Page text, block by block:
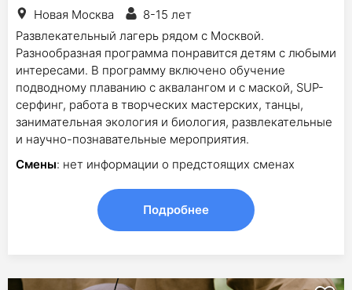
Новая Москва
8-15 лет
Развлекательный лагерь рядом с Москвой.
Разнообразная программа понравится детям с любыми
интересами. В программу включено обучение
подводному плаванию с аквалангом и с маской, SUP-
серфинг, работа в творческих мастерских, танцы,
занимательная экология и биология, развлекательные
и научно-познавательные мероприятия.
Смены: нет информации о предстоящих сменах
Подробнее